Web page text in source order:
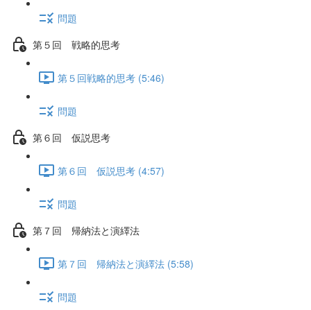
問題
第５回 戦略的思考
第５回戦略的思考 (5:46)
問題
第６回 仮説思考
第６回 仮説思考 (4:57)
問題
第７回 帰納法と演繹法
第７回 帰納法と演繹法 (5:58)
問題